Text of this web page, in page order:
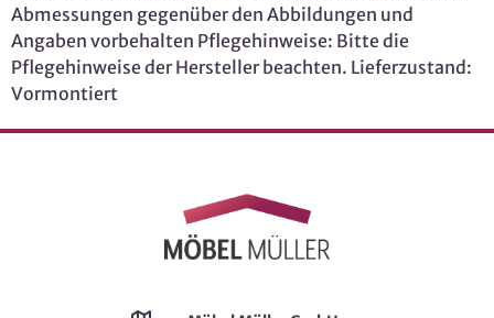
Abmessungen gegenüber den Abbildungen und
Angaben vorbehalten Pflegehinweise: Bitte die
Pflegehinweise der Hersteller beachten. Lieferzustand:
Vormontiert